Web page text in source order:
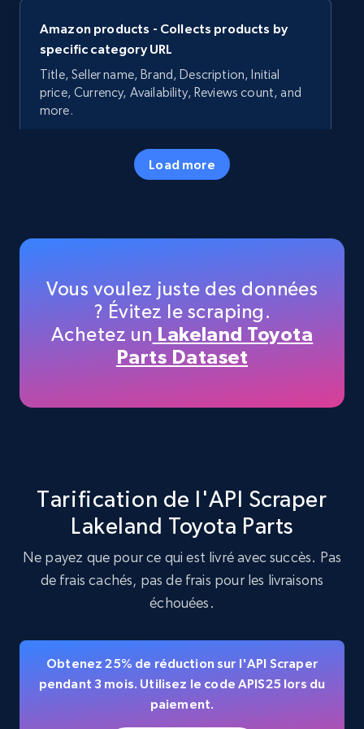
Amazon products - Collects products by
specific category URL
Title, Seller name, Brand, Description, Initial
price, Currency, Availability, Reviews count, and
more.
5.7K+ Essai gratuit
Title, Seller name, Brand, Description, Initial
price, Currency, Availability, Reviews count, and
5.7K+ Essai gratuit
price, Currency, Availability, Reviews count, and
more.
35.3K+ 5.7K+ Essai gratuit
Amazon Reviews
URL, Product name, Product rating, Product
rating object, Product rating max, Rating,
Author name, Asin, and more.
Load more
Vous voulez juste des données
? Évitez le scraping.
Achetez un Lakeland Toyota
Parts Dataset
Tarification de l'API Scraper
Lakeland Toyota Parts
Ne payez que pour ce qui est livré avec succès. Pas
de frais cachés, pas de frais pour les livraisons
échouées.
Obtenez 25% de réduction sur l'API Scraper
pendant 3 mois. Utilisez le code APIS25 lors du
paiement.